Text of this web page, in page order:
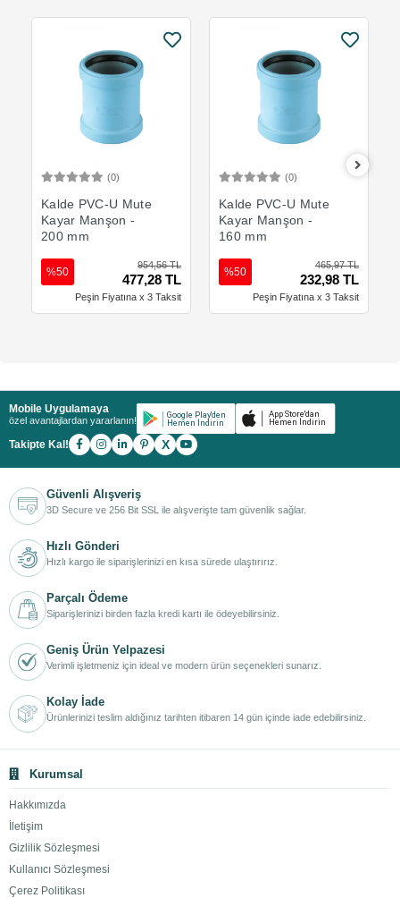
(0)
Kalde PVC-U Mute
Kayar Manşon -
200 mm
954,56 TL
477,28 TL
%50
Peşin Fiyatına x 3 Taksit
(0)
Kalde PVC-U Mute
Kayar Manşon -
160 mm
465,97 TL
232,98 TL
%50
Peşin Fiyatına x 3 Taksit
Mobile Uygulamaya
özel avantajlardan yararlanın!
Takipte Kal! X
Güvenli Alışveriş
3D Secure ve 256 Bit SSL ile alışverişte tam güvenlik sağlar.
Hızlı Gönderi
Hızlı kargo ile siparişlerinizi en kısa sürede ulaştırırız.
Parçalı Ödeme
Siparişlerinizi birden fazla kredi kartı ile ödeyebilirsiniz.
Geniş Ürün Yelpazesi
Verimli işletmeniz için ideal ve modern ürün seçenekleri sunarız.
Kolay İade
Ürünlerinizi teslim aldığınız tarihten itibaren 14 gün içinde iade edebilirsiniz.
Kurumsal
Hakkımızda
İletişim
Gizlilik Sözleşmesi
Kullanıcı Sözleşmesi
Çerez Politikası